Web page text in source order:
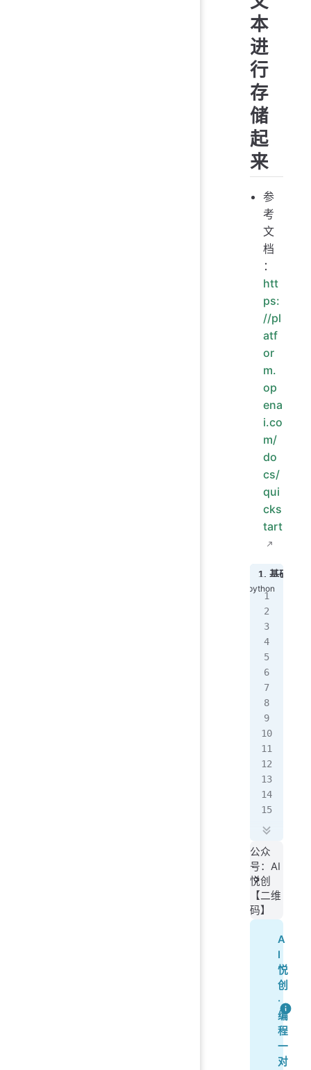
本
进
行
存
储
起
来
参
考
文
档
：
htt
ps:
//pl
atf
or
m.
op
ena
i.co
m/
do
cs/
qui
cks
tart
1. 基础调用
公众
号：AI
悦创
【二维
码】
A
I
悦
创
·
编
程
一
对